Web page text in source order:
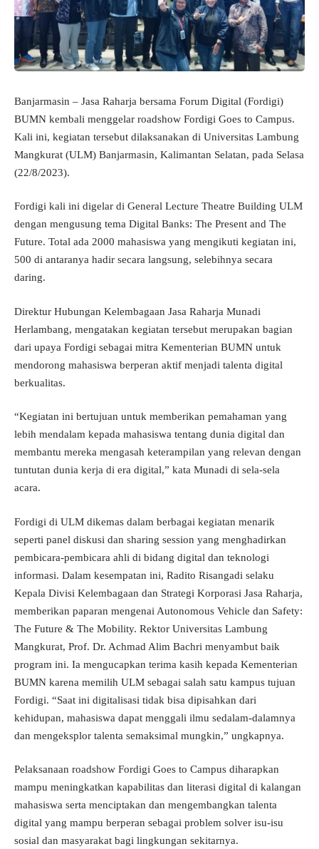
Banjarmasin – Jasa Raharja bersama Forum Digital (Fordigi)
BUMN kembali menggelar roadshow Fordigi Goes to Campus.
Kali ini, kegiatan tersebut dilaksanakan di Universitas Lambung
Mangkurat (ULM) Banjarmasin, Kalimantan Selatan, pada Selasa
(22/8/2023).
Fordigi kali ini digelar di General Lecture Theatre Building ULM
dengan mengusung tema Digital Banks: The Present and The
Future. Total ada 2000 mahasiswa yang mengikuti kegiatan ini,
500 di antaranya hadir secara langsung, selebihnya secara
daring.
Direktur Hubungan Kelembagaan Jasa Raharja Munadi
Herlambang, mengatakan kegiatan tersebut merupakan bagian
dari upaya Fordigi sebagai mitra Kementerian BUMN untuk
mendorong mahasiswa berperan aktif menjadi talenta digital
berkualitas.
“Kegiatan ini bertujuan untuk memberikan pemahaman yang
lebih mendalam kepada mahasiswa tentang dunia digital dan
membantu mereka mengasah keterampilan yang relevan dengan
tuntutan dunia kerja di era digital,” kata Munadi di sela-sela
acara.
Fordigi di ULM dikemas dalam berbagai kegiatan menarik
seperti panel diskusi dan sharing session yang menghadirkan
pembicara-pembicara ahli di bidang digital dan teknologi
informasi. Dalam kesempatan ini, Radito Risangadi selaku
Kepala Divisi Kelembagaan dan Strategi Korporasi Jasa Raharja,
memberikan paparan mengenai Autonomous Vehicle dan Safety:
The Future & The Mobility. Rektor Universitas Lambung
Mangkurat, Prof. Dr. Achmad Alim Bachri menyambut baik
program ini. Ia mengucapkan terima kasih kepada Kementerian
BUMN karena memilih ULM sebagai salah satu kampus tujuan
Fordigi. “Saat ini digitalisasi tidak bisa dipisahkan dari
kehidupan, mahasiswa dapat menggali ilmu sedalam-dalamnya
dan mengeksplor talenta semaksimal mungkin,” ungkapnya.
Pelaksanaan roadshow Fordigi Goes to Campus diharapkan
mampu meningkatkan kapabilitas dan literasi digital di kalangan
mahasiswa serta menciptakan dan mengembangkan talenta
digital yang mampu berperan sebagai problem solver isu-isu
sosial dan masyarakat bagi lingkungan sekitarnya.